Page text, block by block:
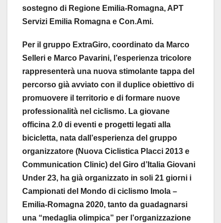
sostegno di Regione Emilia-Romagna, APT
Servizi Emilia Romagna e Con.Ami.
Per il gruppo ExtraGiro, coordinato da Marco
Selleri e Marco Pavarini, l’esperienza tricolore
rappresenterà una nuova stimolante tappa del
percorso già avviato con il duplice obiettivo di
promuovere il territorio e di formare nuove
professionalità nel ciclismo. La giovane
officina 2.0 di eventi e progetti legati alla
bicicletta, nata dall’esperienza del gruppo
organizzatore (Nuova Ciclistica Placci 2013 e
Communication Clinic) del Giro d’Italia Giovani
Under 23, ha già organizzato in soli 21 giorni i
Campionati del Mondo di ciclismo Imola –
Emilia-Romagna 2020, tanto da guadagnarsi
una “medaglia olimpica” per l’organizzazione